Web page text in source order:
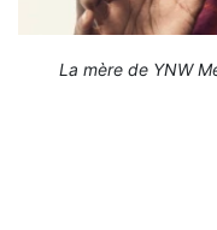
La mère de YNW